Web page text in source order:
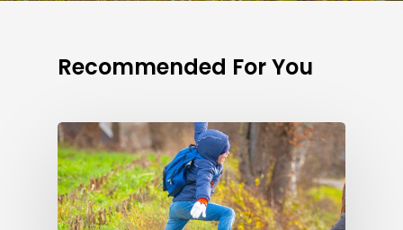
Recommended For You